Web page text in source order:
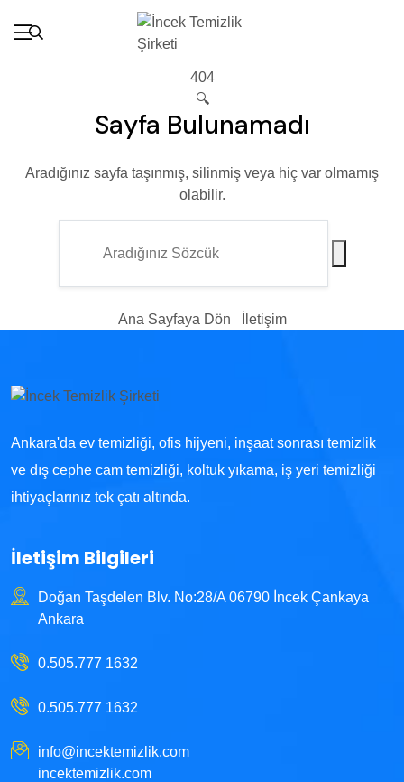
404
🔍
Sayfa Bulunamadı
Aradığınız sayfa taşınmış, silinmiş veya hiç var olmamış
olabilir.
Ana Sayfaya Dön İletişim
Ankara'da ev temizliği, ofis hijyeni, inşaat sonrası temizlik
ve dış cephe cam temizliği, koltuk yıkama, iş yeri temizliği
ihtiyaçlarınız tek çatı altında.
İletişim Bilgileri
Doğan Taşdelen Blv. No:28/A 06790 İncek Çankaya
Ankara
0.505.777 1632
0.505.777 1632
info@incektemizlik.com
incektemizlik.com